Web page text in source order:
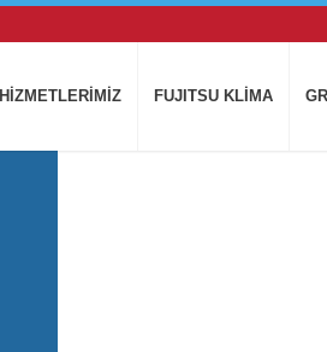
HİZMETLERİMİZ FUJITSU KLİMA